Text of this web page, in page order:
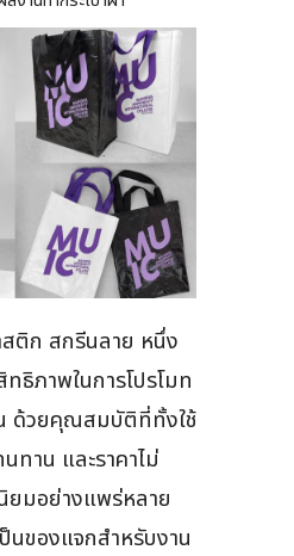
สติก สกรีนลาย หนึ่ง
ธิภาพในการโปรโมท
ด้วยคุณสมบัติที่ทั้งใช้
ทาน และราคาไม่
ยมอย่างแพร่หลาย
ป็นของแจกสำหรับงาน